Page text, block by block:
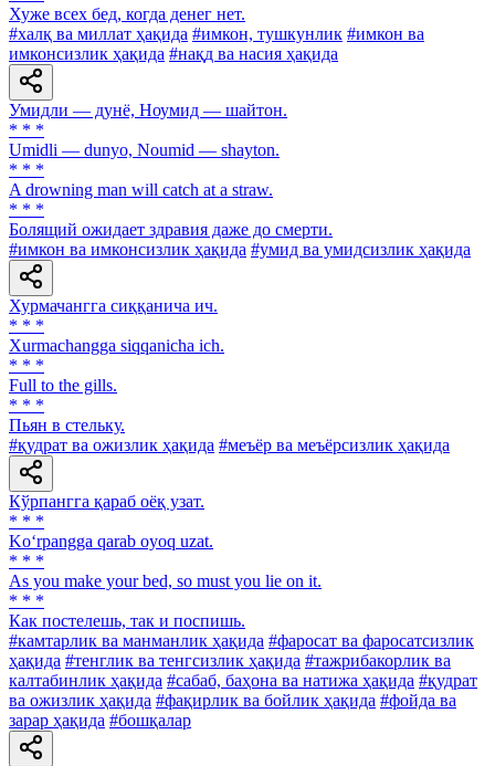
Хуже всех бед, когда денег нет.
#халқ ва миллат ҳақида #имкон, тушкунлик #имкон ва
имконсизлик ҳақида #нақд ва насия ҳақида
Умидли — дунё, Ноумид — шайтон.
* * *
Umidli — dunyo, Noumid — shayton.
* * *
A drowning man will catch at a straw.
* * *
Болящий ожидает здравия даже до смерти.
#имкон ва имконсизлик ҳақида #умид ва умидсизлик ҳақида
Хурмачангга сиққанича ич.
* * *
Xurmachangga siqqanicha ich.
* * *
Full to the gills.
* * *
Пьян в стельку.
#қудрат ва ожизлик ҳақида #меъёр ва меъёрсизлик ҳақида
Кўрпангга қараб оёқ узат.
* * *
Ko‘rpangga qarab oyoq uzat.
* * *
As you make your bed, so must you lie on it.
* * *
Как постелешь, так и поспишь.
#камтарлик ва манманлик ҳақида #фаросат ва фаросатсизлик
ҳақида #тенглик ва тенгсизлик ҳақида #тажрибакорлик ва
калтабинлик ҳақида #сабаб, баҳона ва натижа ҳақида #қудрат
ва ожизлик ҳақида #фақирлик ва бойлик ҳақида #фойда ва
зарар ҳақида #бошқалар